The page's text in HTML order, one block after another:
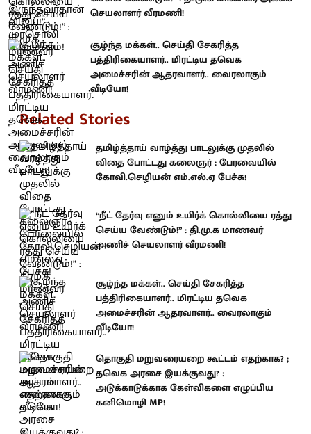
செயலாளர் வீரமணி!
சூழ்ந்த மக்கள்.. செய்தி சேகரித்த
பத்திரிகையாளர்.. மிரட்டிய தவெக
அமைச்சரின் ஆதரவாளர்.. வைரலாகும்
வீடியோ!
Related Stories
தமிழ்த்தாய் வாழ்த்து பாடலுக்கு முதலில்
விதை போட்டது கலைஞர் : பேரவையில்
கோவி.செழியன் எம்.எல்.ஏ பேச்சு!
“நீட் தேர்வு எனும் உயிர்க் கொல்லியை ரத்து
செய்ய வேண்டும்!” : தி.மு.க மாணவர்
அணிச் செயலாளர் வீரமணி!
சூழ்ந்த மக்கள்.. செய்தி சேகரித்த
பத்திரிகையாளர்.. மிரட்டிய தவெக
அமைச்சரின் ஆதரவாளர்.. வைரலாகும்
வீடியோ!
தொகுதி மறுவரையறை கூட்டம் எதற்காக? ;
தவெக அரசை இயக்குவது? :
அடுக்காடுக்காக கேள்விகளை எழுப்பிய
கனிமொழி MP!